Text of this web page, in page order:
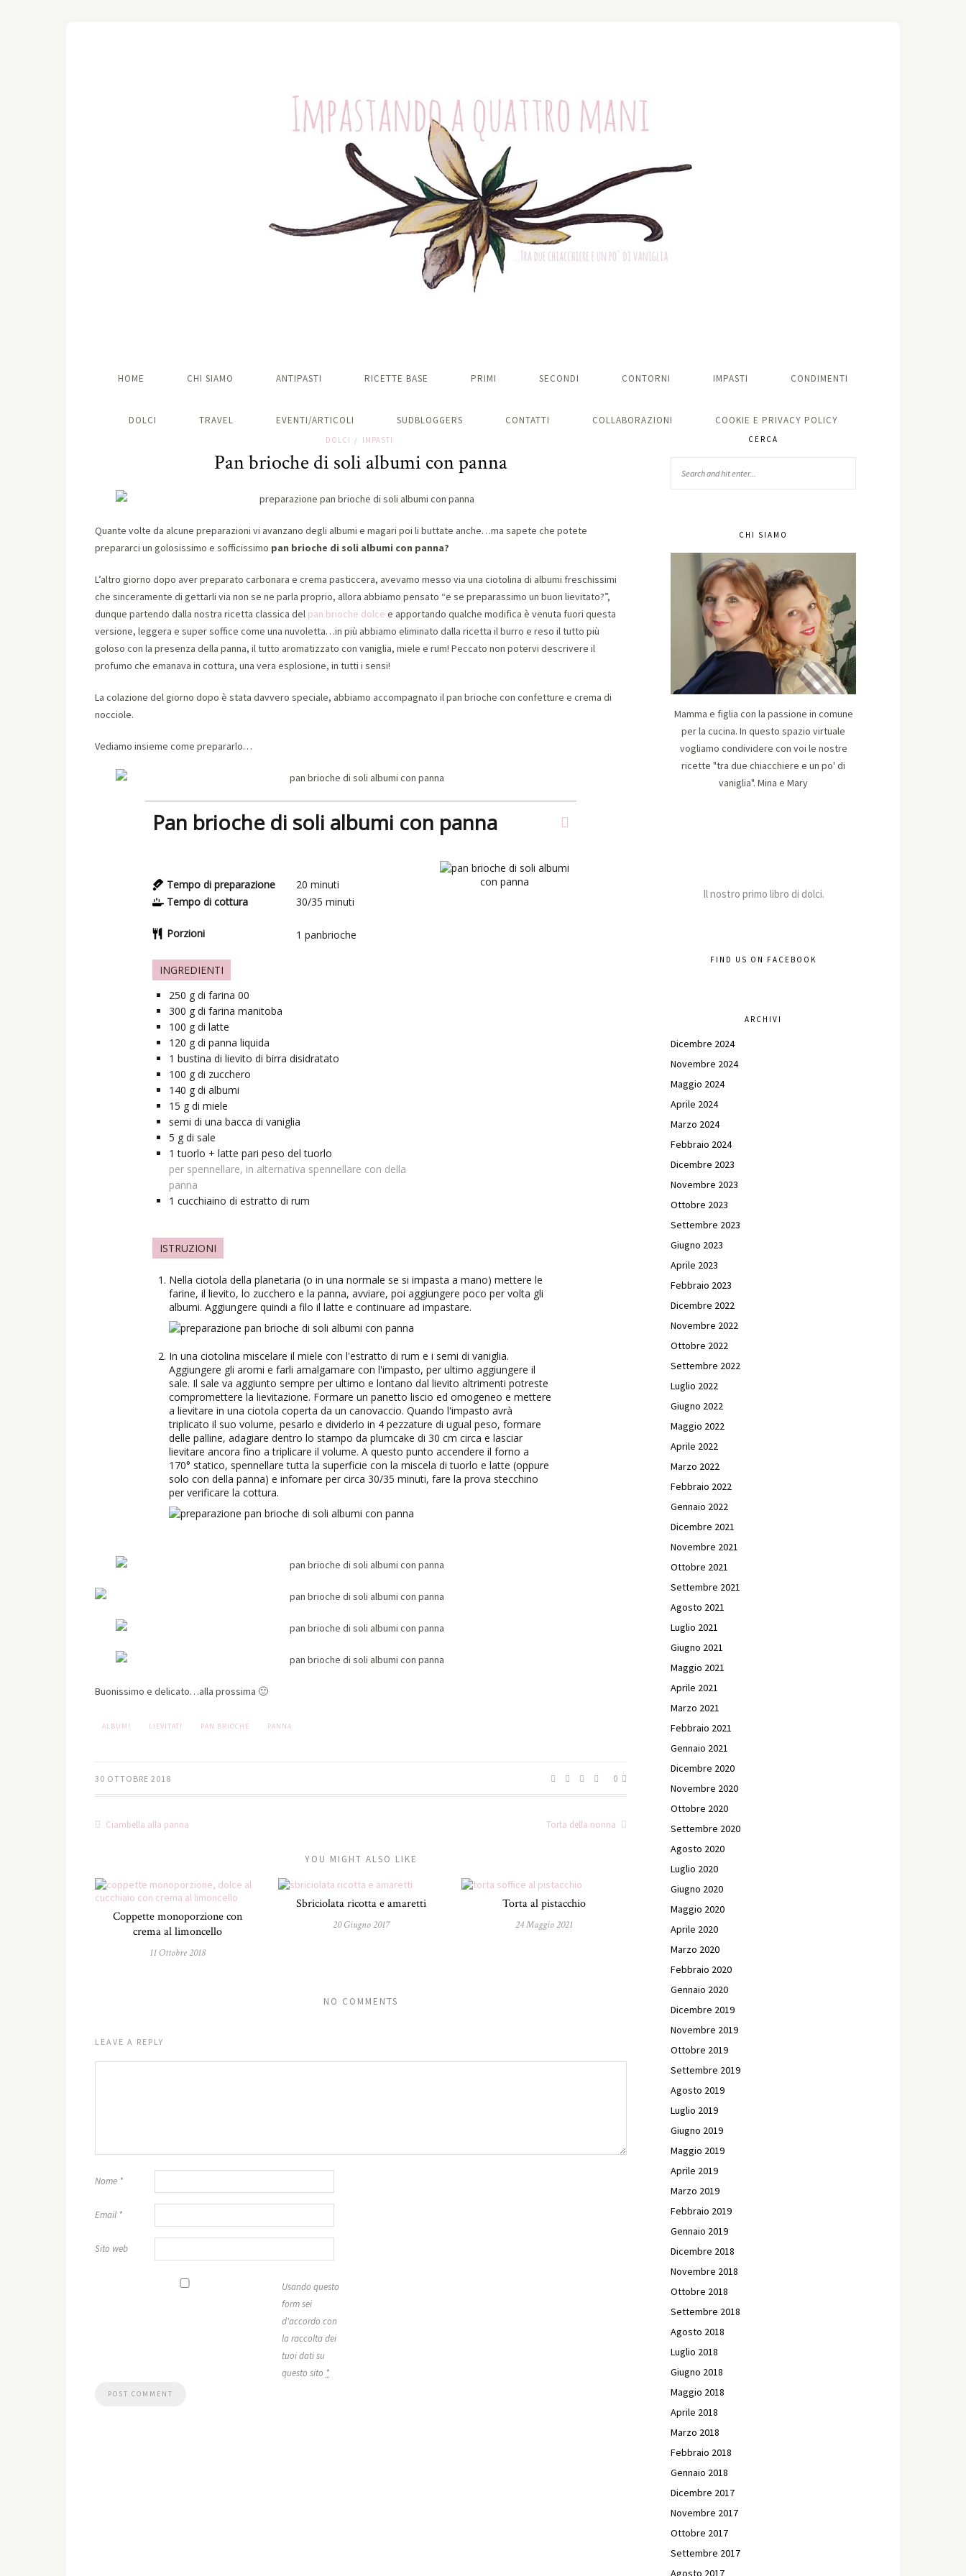
HOME CHI SIAMO ANTIPASTI RICETTE BASE PRIMI SECONDI CONTORNI IMPASTI CONDIMENTI
DOLCI TRAVEL EVENTI/ARTICOLI SUDBLOGGERS CONTATTI COLLABORAZIONI COOKIE E PRIVACY POLICY
DOLCI / IMPASTI
Pan brioche di soli albumi con panna
Quante volte da alcune preparazioni vi avanzano degli albumi e magari poi li buttate anche…ma sapete che potete
prepararci un golosissimo e sofficissimo pan brioche di soli albumi con panna?
L’altro giorno dopo aver preparato carbonara e crema pasticcera, avevamo messo via una ciotolina di albumi freschissimi
che sinceramente di gettarli via non se ne parla proprio, allora abbiamo pensato “e se preparassimo un buon lievitato?”,
dunque partendo dalla nostra ricetta classica del pan brioche dolce e apportando qualche modifica è venuta fuori questa
versione, leggera e super soffice come una nuvoletta…in più abbiamo eliminato dalla ricetta il burro e reso il tutto più
goloso con la presenza della panna, il tutto aromatizzato con vaniglia, miele e rum! Peccato non potervi descrivere il
profumo che emanava in cottura, una vera esplosione, in tutti i sensi!
La colazione del giorno dopo è stata davvero speciale, abbiamo accompagnato il pan brioche con confetture e crema di
nocciole.
Vediamo insieme come prepararlo…
Pan brioche di soli albumi con panna
Tempo di preparazione 20 minuti
Tempo di cottura
30/35 minuti
Porzioni 1 panbrioche
INGREDIENTI
250 g di farina 00
300 g di farina manitoba
100 g di latte
120 g di panna liquida
1 bustina di lievito di birra disidratato
100 g di zucchero
140 g di albumi
15 g di miele
semi di una bacca di vaniglia
5 g di sale
1 tuorlo + latte pari peso del tuorlo
per spennellare, in alternativa spennellare con della
panna
1 cucchiaino di estratto di rum
ISTRUZIONI
Nella ciotola della planetaria (o in una normale se si impasta a mano) mettere le
farine, il lievito, lo zucchero e la panna, avviare, poi aggiungere poco per volta gli
albumi. Aggiungere quindi a filo il latte e continuare ad impastare.
In una ciotolina miscelare il miele con l'estratto di rum e i semi di vaniglia.
Aggiungere gli aromi e farli amalgamare con l'impasto, per ultimo aggiungere il
sale. Il sale va aggiunto sempre per ultimo e lontano dal lievito altrimenti potreste
compromettere la lievitazione. Formare un panetto liscio ed omogeneo e mettere
a lievitare in una ciotola coperta da un canovaccio. Quando l'impasto avrà
triplicato il suo volume, pesarlo e dividerlo in 4 pezzature di ugual peso, formare
delle palline, adagiare dentro lo stampo da plumcake di 30 cm circa e lasciar
lievitare ancora fino a triplicare il volume. A questo punto accendere il forno a
170° statico, spennellare tutta la superficie con la miscela di tuorlo e latte (oppure
solo con della panna) e infornare per circa 30/35 minuti, fare la prova stecchino
per verificare la cottura.
Buonissimo e delicato…alla prossima 🙂
ALBUMI LIEVITATI PAN BRIOCHE PANNA
30 OTTOBRE 2018 0
Ciambella alla panna Torta della nonna
YOU MIGHT ALSO LIKE
Coppette monoporzione con
crema al limoncello
11 Ottobre 2018
Sbriciolata ricotta e amaretti
20 Giugno 2017
Torta al pistacchio
24 Maggio 2021
NO COMMENTS
LEAVE A REPLY
Nome *
Email *
Sito web
Usando questo
form sei
d'accordo con
la raccolta dei
tuoi dati su
questo sito *
CERCA
CHI SIAMO
Mamma e figlia con la passione in comune
per la cucina. In questo spazio virtuale
vogliamo condividere con voi le nostre
ricette "tra due chiacchiere e un po' di
vaniglia". Mina e Mary
Il nostro primo libro di dolci.
FIND US ON FACEBOOK
ARCHIVI
Dicembre 2024
Novembre 2024
Maggio 2024
Aprile 2024
Marzo 2024
Febbraio 2024
Dicembre 2023
Novembre 2023
Ottobre 2023
Settembre 2023
Giugno 2023
Aprile 2023
Febbraio 2023
Dicembre 2022
Novembre 2022
Ottobre 2022
Settembre 2022
Luglio 2022
Giugno 2022
Maggio 2022
Aprile 2022
Marzo 2022
Febbraio 2022
Gennaio 2022
Dicembre 2021
Novembre 2021
Ottobre 2021
Settembre 2021
Agosto 2021
Luglio 2021
Giugno 2021
Maggio 2021
Aprile 2021
Marzo 2021
Febbraio 2021
Gennaio 2021
Dicembre 2020
Novembre 2020
Ottobre 2020
Settembre 2020
Agosto 2020
Luglio 2020
Giugno 2020
Maggio 2020
Aprile 2020
Marzo 2020
Febbraio 2020
Gennaio 2020
Dicembre 2019
Novembre 2019
Ottobre 2019
Settembre 2019
Agosto 2019
Luglio 2019
Giugno 2019
Maggio 2019
Aprile 2019
Marzo 2019
Febbraio 2019
Gennaio 2019
Dicembre 2018
Novembre 2018
Ottobre 2018
Settembre 2018
Agosto 2018
Luglio 2018
Giugno 2018
Maggio 2018
Aprile 2018
Marzo 2018
Febbraio 2018
Gennaio 2018
Dicembre 2017
Novembre 2017
Ottobre 2017
Settembre 2017
Agosto 2017